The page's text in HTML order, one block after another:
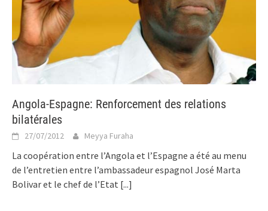
Angola-Espagne: Renforcement des relations
bilatérales
27/07/2012 Meyya Furaha
La coopération entre l’Angola et l’Espagne a été au menu
de l’entretien entre l’ambassadeur espagnol José Marta
Bolivar et le chef de l’Etat [...]